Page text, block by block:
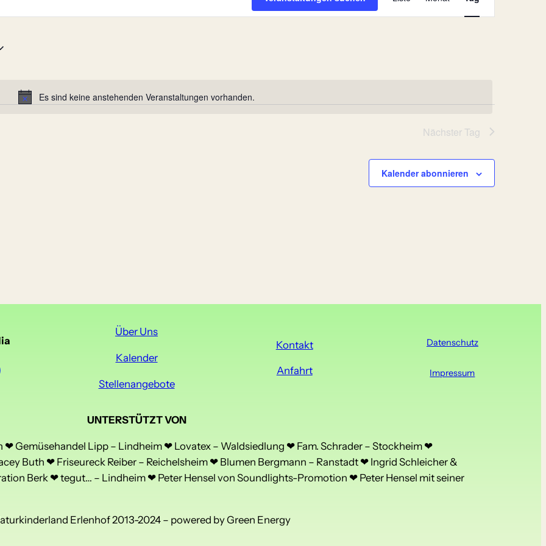
Hinweis
Es sind keine anstehenden Veranstaltungen vorhanden.
Ansichten-
Nächster Tag
Kalender abonnieren
Über Uns
Kalender
Stellenangebote
Kontakt
Anfahrt
Datenschutz
Impressum
UNTERSTÜTZT VON
Gemüsehandel Lipp – Lindheim ❤ Lovatex – Waldsiedlung ❤ Fam. Schrader – Stockheim ❤
Buth ❤ Friseureck Reiber – Reichelsheim ❤ Blumen Bergmann – Ranstadt ❤ Ingrid Schleicher &
Berk ❤ tegut… – Lindheim ❤ Peter Hensel von Soundlights-Promotion ❤ Peter Hensel mit seiner
Erlenhof 2013-2024 – powered by Green Energy